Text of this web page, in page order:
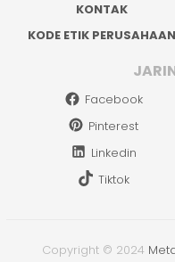
KONTAK
KODE ETIK PERUSAHAAN
Facebook
Pinterest
Linkedin
Tiktok
Copyright © 2024